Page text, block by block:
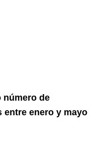
número de
entre enero y mayo